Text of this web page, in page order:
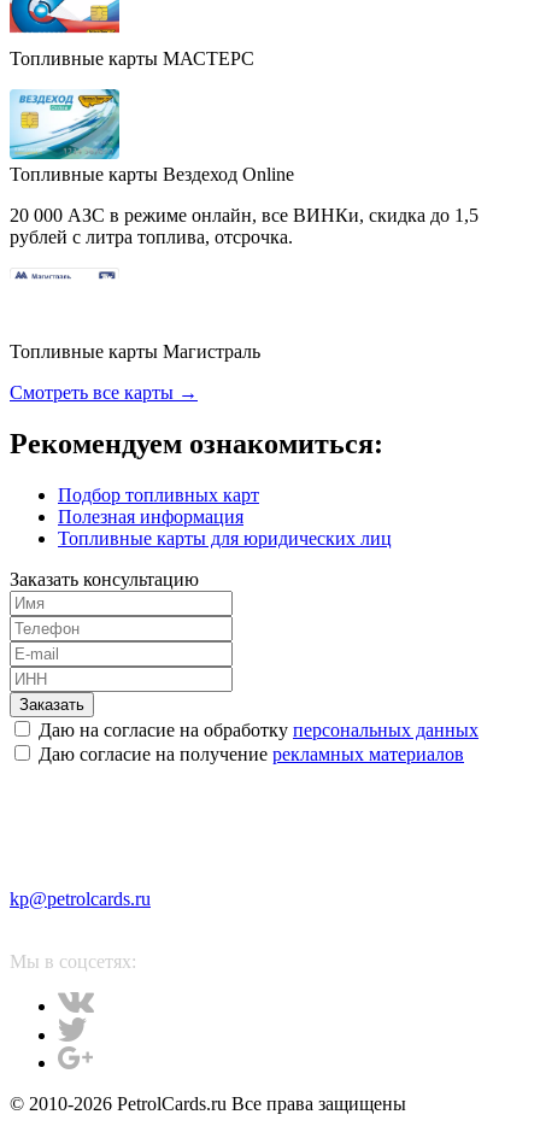
Топливные карты МАСТЕРС
Топливные карты Вездеход Online
20 000 АЗС в режиме онлайн, все ВИНКи, скидка до 1,5
рублей с литра топлива, отсрочка.
Топливные карты Магистраль
Смотреть все карты →
Рекомендуем ознакомиться:
Подбор топливных карт
Полезная информация
Топливные карты для юридических лиц
Заказать консультацию
Заказать
Даю на согласие на обработку персональных данных
Даю согласие на получение рекламных материалов
kp@petrolcards.ru
Мы в соцсетях:
© 2010-2026 PetrolCards.ru Все права защищены